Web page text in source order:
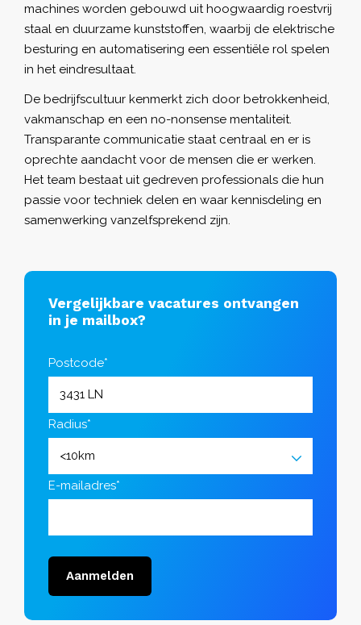
machines worden gebouwd uit hoogwaardig roestvrij
staal en duurzame kunststoffen, waarbij de elektrische
besturing en automatisering een essentiële rol spelen
in het eindresultaat.
De bedrijfscultuur kenmerkt zich door betrokkenheid,
vakmanschap en een no-nonsense mentaliteit.
Transparante communicatie staat centraal en er is
oprechte aandacht voor de mensen die er werken.
Het team bestaat uit gedreven professionals die hun
passie voor techniek delen en waar kennisdeling en
samenwerking vanzelfsprekend zijn.
Vergelijkbare vacatures ontvangen
in je mailbox?
Postcode*
Radius*
E-mailadres*
Aanmelden